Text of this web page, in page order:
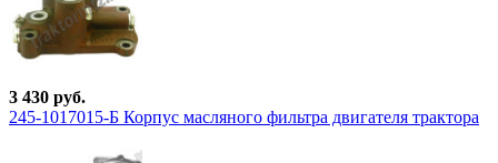
3 430 руб.
245-1017015-Б Корпус масляного фильтра двигателя трактора